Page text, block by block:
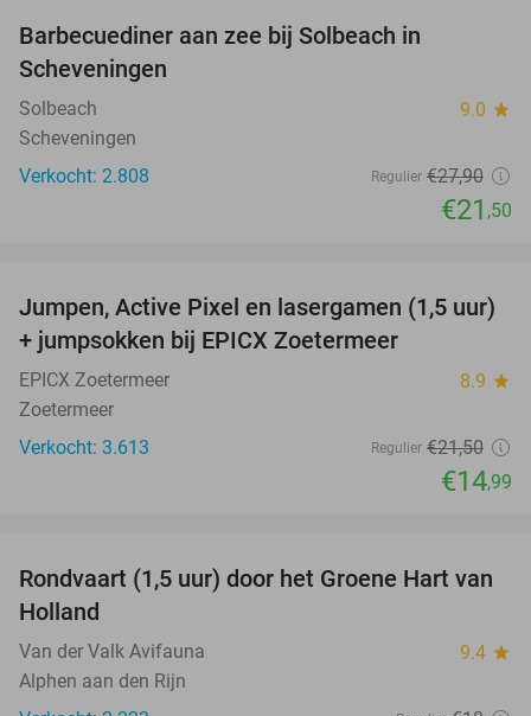
Barbecuediner aan zee bij Solbeach in
Scheveningen
Solbeach 9.0 star
Scheveningen
Verkocht: 2.808
Regulier €27,90
€21 ,50
30%
Jumpen, Active Pixel en lasergamen (1,5 uur)
+ jumpsokken bij EPICX Zoetermeer
EPICX Zoetermeer 8.9 star
Zoetermeer
Verkocht: 3.613
Regulier €21,50
€14,99
45%
Rondvaart (1,5 uur) door het Groene Hart van
Holland
Van der Valk Avifauna 9.4 star
Alphen aan den Rijn